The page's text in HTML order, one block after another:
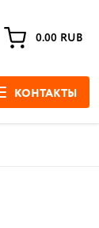
0.00 RUB
КОНТАКТЫ